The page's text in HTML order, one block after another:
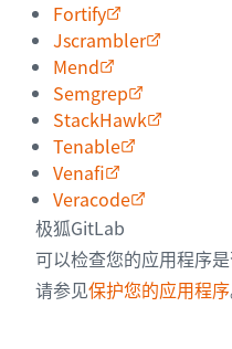
Fortify
Jscrambler
Mend
Semgrep
StackHawk
Tenable
Venafi
Veracode
极狐GitLab
可以检查您的应用程序
请参见保护您的应用程序